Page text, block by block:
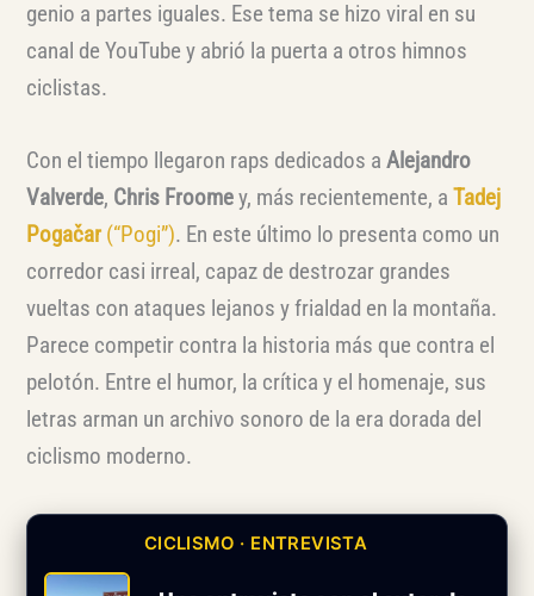
genio a partes iguales. Ese tema se hizo viral en su
canal de YouTube y abrió la puerta a otros himnos
ciclistas.
Con el tiempo llegaron raps dedicados a Alejandro
Valverde, Chris Froomey, más recientemente, a Tadej
Pogačar(“Pogi”). En este último lo presenta como un
corredor casi irreal, capaz de destrozar grandes
vueltas con ataques lejanos y frialdad en la montaña.
Parece competir contra la historia más que contra el
pelotón. Entre el humor, la crítica y el homenaje, sus
letras arman un archivo sonoro de la era dorada del
ciclismo moderno.
CICLISMO · ENTREVISTA